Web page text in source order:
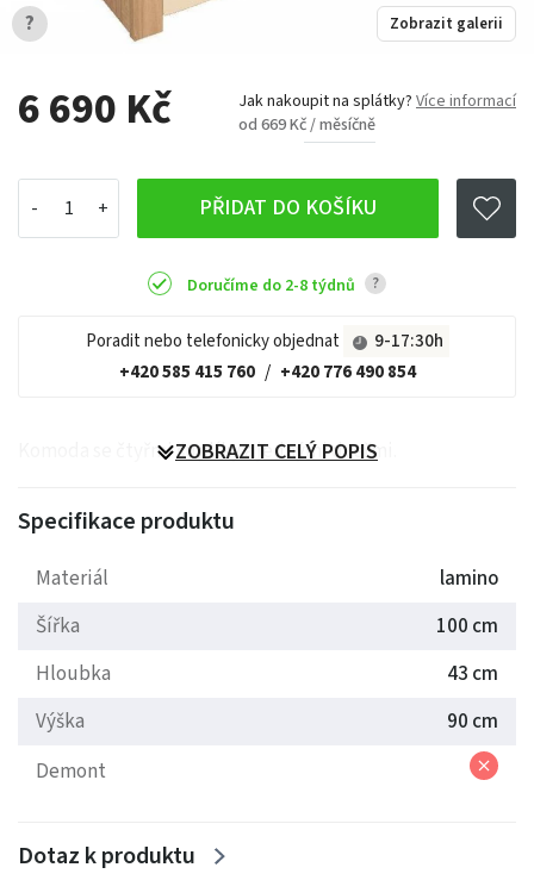
6 690 Kč Jak nakoupit na splátky? Více informací
od 669 Kč / měsíčně
PŘIDAT DO KOŠÍKU
Doručíme do 2-8 týdnů ?
Poradit nebo telefonicky objednat
9-17:30h
+420 585 415 760 / +420 776 490 854
Zobrazit galerii
?
Komoda se čtyřmi šuplíky a jednými dveřmi.
ZOBRAZIT CELÝ POPIS
Specifikace produktu
Materiál
lamino
Šířka
100 cm
Hloubka
43 cm
Výška
90 cm
Demont
Dotaz k produktu